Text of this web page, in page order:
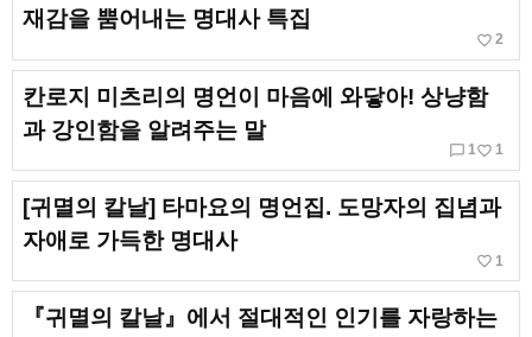
재감을 뿜어내는 명대사 특집
favorite_border 2
칸로지 미츠리의 명언이 마음에 와닿아! 상냥함
과 강인함을 알려주는 말
chat_bubble_outline 1 favorite_border 1
[귀멸의 칼날] 타마요의 명언집. 도망자의 집념과
자애로 가득한 명대사
favorite_border 1
『귀멸의 칼날』에서 절대적인 인기를 자랑하는